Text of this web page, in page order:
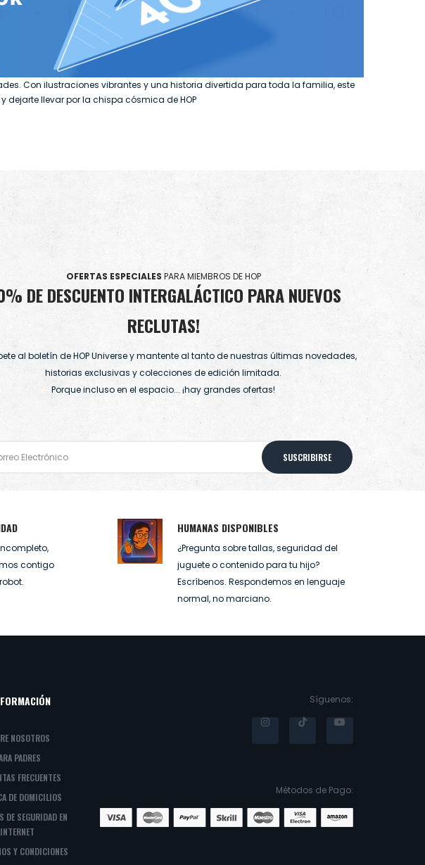
Con ilustraciones vibrantes y una historia divertida para toda la familia, este
dejarte llevar por la chispa cósmica de HOP
OFERTAS ESPECIALES PARA MIEMBROS DE HOP
DE DESCUENTO INTERGALÁCTICO PARA NUEVOS
RECLUTAS!
al boletín de HOP Universe y mantente al tanto de nuestras últimas novedades,
historias exclusivas y colecciones de edición limitada.
Porque incluso en el espacio... ¡hay grandes ofertas!
SUSCRIBIRSE
contigo
HUMANAS DISPONIBLES
¿Pregunta sobre tallas, seguridad del
juguete o contenido para tu hijo?
Escríbenos. Respondemos en lenguaje
normal, no marciano.
NOSOTROS
PADRES
FRECUENTES
DE DOMICILIOS
DE SEGURIDAD EN
INTERNET
Y CONDICIONES
Síguenos:
Métodos de Pago: